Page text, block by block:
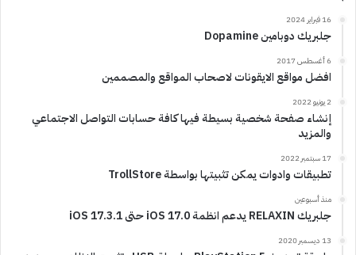
16 فبراير 2024
جلبريك دوبامين Dopamine
6 أغسطس 2017
افضل مواقع الايقونات لاصحاب المواقع والمصممين
2 يونيو 2022
إنشاء صفحة شخصية بسيطة فيها كافة حسابات التواصل الاجتماعي
والمزيد
17 سبتمبر 2022
تطبيقات وادوات يمكن تثبيتها بواسطة TrollStore
منذ أسبوعين
جلبريك RELAXIN يدعم انظمة iOS 17.0 حتى iOS 17.3.1
13 ديسمبر 2020